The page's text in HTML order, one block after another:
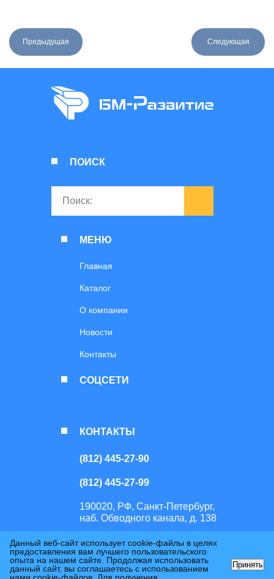
Предыдущая Следующая
ПОИСК
МЕНЮ
Главная
Каталог
О компании
Новости
Контакты
СОЦСЕТИ
КОНТАКТЫ
(812) 445-27-90
(812) 445-27-99
190020, РФ, Санкт-Петербург,
наб. Обводного канала, д. 138
Перепечатка или копирование материалов сайта возможно только с
письменного разрешения правообладателя. Использование сайта
означает согласие сПолитикой обработки персональных данныхи
Политикой использования файлов cookie. © 2026 ООО ТД “БМ-
Данный веб-сайт использует cookie-файлы в целях
предоставления вам лучшего пользовательского
опыта на нашем сайте. Продолжая использовать
данный сайт, вы соглашаетесь с использованием
Принять